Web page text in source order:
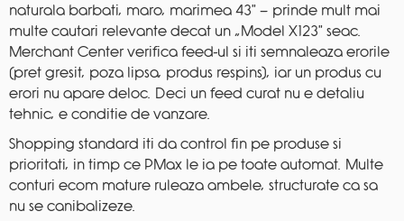
naturala barbati, maro, marimea 43″ — prinde mult mai
multe cautari relevante decat un „Model X123″ seac.
Merchant Center verifica feed-ul si iti semnaleaza erorile
(pret gresit, poza lipsa, produs respins), iar un produs cu
erori nu apare deloc. Deci un feed curat nu e detaliu
tehnic, e conditie de vanzare.
Shopping standard iti da control fin pe produse si
prioritati, in timp ce PMax le ia pe toate automat. Multe
conturi ecom mature ruleaza ambele, structurate ca sa
nu se canibalizeze.